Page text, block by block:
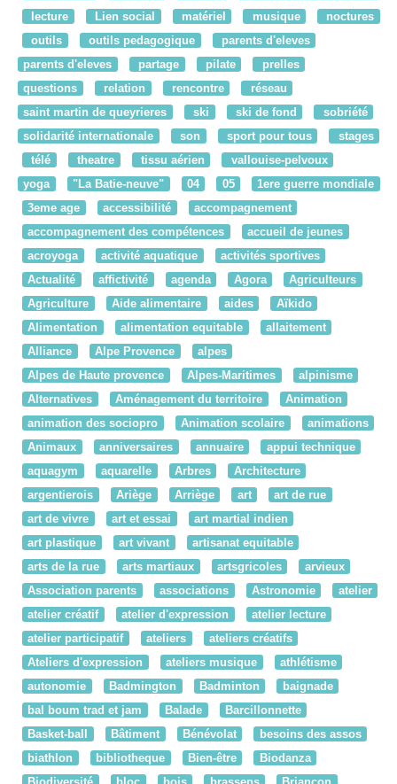
lecture
Lien social matériel musique
noctures
outils
outils pedagogique
parents d'eleves
parents d'eleves
partage pilate
prelles
questions
relation rencontre
réseau
saint martin de queyrieres
ski ski de fond
sobriété
solidarité internationale
son sport pour tous
stages
télé
theatre tissu aérien
vallouise-pelvoux
yoga
"La Batie-neuve" 04 05
1ere guerre mondiale
3eme age
accessibilité
accompagnement
accompagnement des compétences
accueil de jeunes
acroyoga
activité aquatique
activités sportives
Actualité
affictivité agenda Agora
Agriculteurs
Agriculture
Aide alimentaire aides
Aïkido
Alimentation
alimentation equitable
allaitement
Alliance
Alpe Provence
alpes
Alpes de Haute provence
Alpes-Maritimes
alpinisme
Alternatives
Aménagement du territoire
Animation
animation des sociopro
Animation scolaire
animations
Animaux
anniversaires annuaire
appui technique
aquagym
aquarelle Arbres
Architecture
argentierois
Ariège Arriège art
art de rue
art de vivre
art et essai
art martial indien
art plastique
art vivant
artisanat equitable
arts de la rue
arts martiaux artsgricoles
arvieux
Association parents
associations Astronomie
atelier
atelier créatif
atelier d'expression
atelier lecture
atelier participatif
ateliers
ateliers créatifs
Ateliers d'expression
ateliers musique
athlétisme
autonomie
Badmington Badminton
baignade
bal boum trad et jam
Balade
Barcillonnette
Basket-ball
Bâtiment Bénévolat
besoins des assos
biathlon
bibliotheque Bien-être
Biodanza